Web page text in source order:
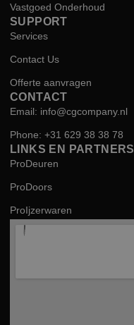
Vastgoed Onderhoud
SUPPORT
Services
Contact Us
Offerte aanvragen
CONTACT
Email: info@cgcompany.nl
Phone: +31 629 38 38 78
LINKS EN PARTNERS
ProDeuren
ProDoors
ProIjzerwaren